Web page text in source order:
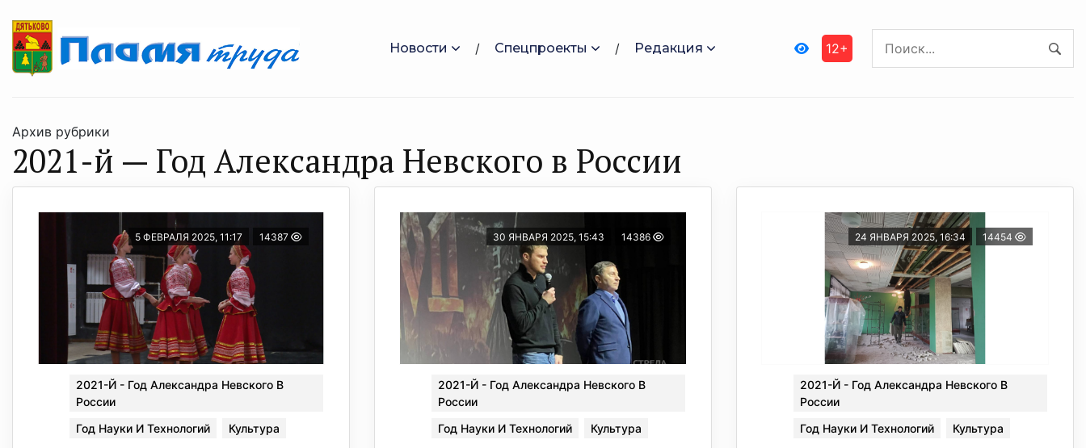
Новости Спецпроекты Редакция 12+
Архив рубрики
2021-й — Год Александра Невского в России
5 ФЕВРАЛЯ 2025, 11:17 14387
2021-Й - Год Александра Невского В
России
Год Науки И Технологий
Культура
30 ЯНВАРЯ 2025, 15:43 14386
2021-Й - Год Александра Невского В
России
Год Науки И Технологий
Культура
24 ЯНВАРЯ 2025, 16:34 14454
2021-Й - Год Александра Невского В
России
Год Науки И Технологий
Культура